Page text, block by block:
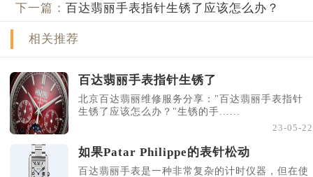
下一篇：百达翡丽手表指针生锈了应该怎么办？
相关推荐
百达翡丽手表指针生锈了
北京百达翡丽维修服务分享："百达翡丽手表指针
生锈了应该怎么办？"生锈的手......
23-05-22
如果Patar Philippe的表针松动
百达翡丽手表是一种非常复杂的计时仪器，但在使